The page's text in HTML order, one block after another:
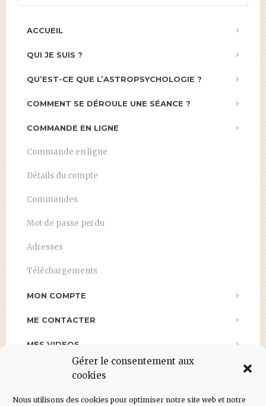
Gérer le consentement aux
cookies
Nous utilisons des cookies pour optimiser notre site web et notre
ACCUEIL
QUI JE SUIS ?
QU’EST-CE QUE L’ASTROPSYCHOLOGIE ?
COMMENT SE DÉROULE UNE SÉANCE ?
COMMANDE EN LIGNE
Commande en ligne
Détails du compte
Commandes
Mot de passe perdu
Adresses
Téléchargements
MON COMPTE
ME CONTACTER
MES VIDEOS